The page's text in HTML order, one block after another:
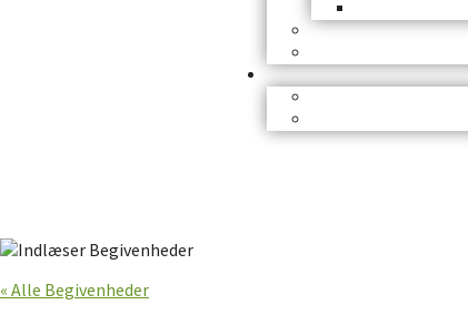
« Alle Begivenheder